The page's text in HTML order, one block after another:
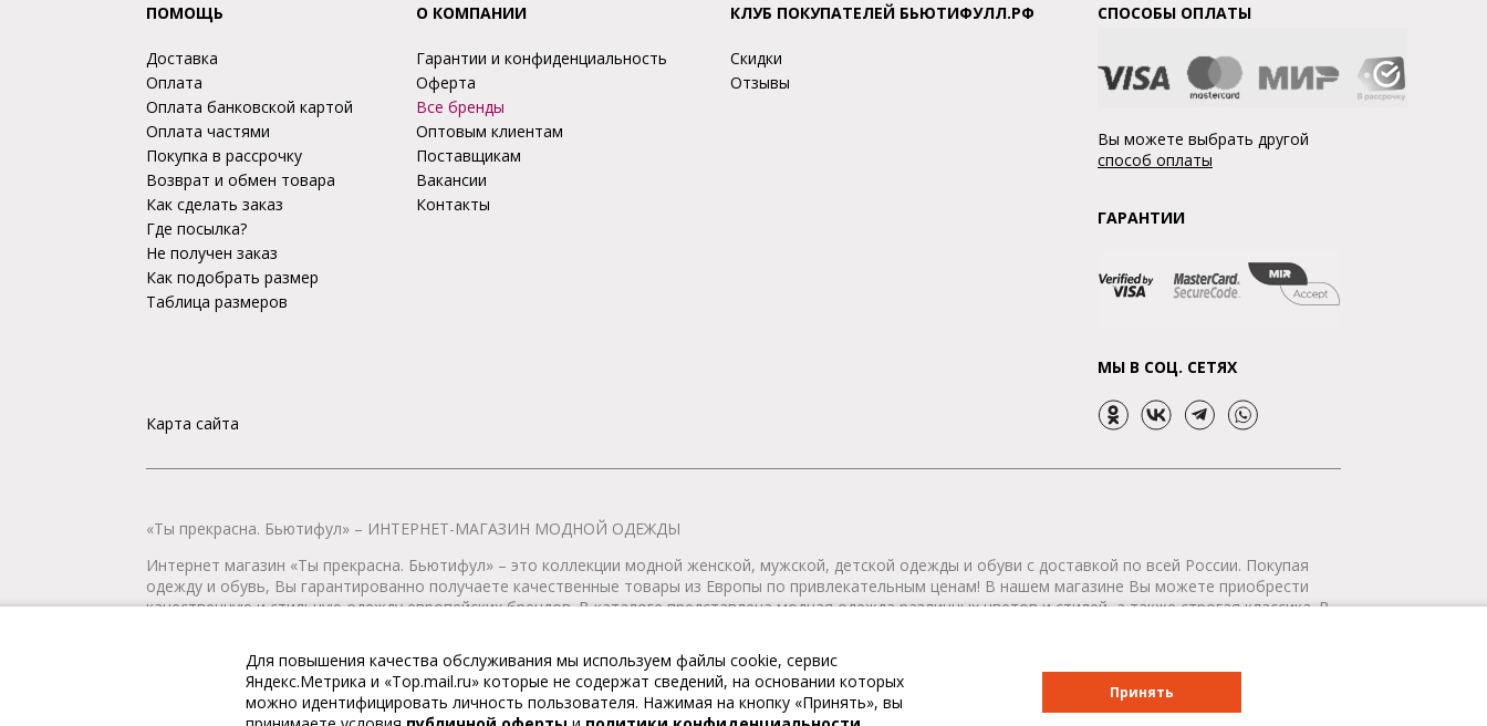
ПОМОЩЬ
Доставка
Оплата
Оплата банковской картой
Оплата частями
Покупка в рассрочку
Возврат и обмен товара
Как сделать заказ
Где посылка?
Не получен заказ
Как подобрать размер
Таблица размеров
Карта сайта
О КОМПАНИИ
Гарантии и конфиденциальность
Оферта
Все бренды
Оптовым клиентам
Поставщикам
Вакансии
Контакты
КЛУБ ПОКУПАТЕЛЕЙ БЬЮТИФУЛЛ.РФ
Скидки
Отзывы
СПОСОБЫ ОПЛАТЫ
Вы можете выбрать другой
способ оплаты
ГАРАНТИИ
МЫ В СОЦ. СЕТЯХ
«Ты прекрасна. Бьютифул» – ИНТЕРНЕТ-МАГАЗИН МОДНОЙ ОДЕЖДЫ
Интернет магазин «Ты прекрасна. Бьютифул» – это коллекции модной женской, мужской, детской одежды и обуви с доставкой по всей России. Покупая
одежду и обувь, Вы гарантированно получаете качественные товары из Европы по привлекательным ценам! В нашем магазине Вы можете приобрести
качественную и стильную одежду европейских брендов. В каталоге представлена модная одежда различных цветов и стилей, а также строгая классика. В
© 2009-2026. «Ты прекрасна. Бьютифул» – интернет-магазин модной одежды. Все права защищены. Доставка по всей России - бесплатно!
Для повышения качества обслуживания мы используем файлы cookie, сервис
Яндекс.Метрика и «Top.mail.ru» которые не содержат сведений, на основании которых
можно идентифицировать личность пользователя. Нажимая на кнопку «Принять», вы
Принять